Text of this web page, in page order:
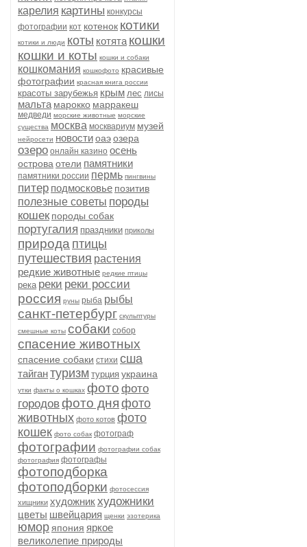
карелия картины конкурсы
фотографии кот котенок котики
котики и люди коты котята кошки
кошки и коты кошки и собаки
кошкомания кошкофото красивые
фотографии красная книга россии
красоты зарубежья крым лес лисы
мальта марокко марракеш
медведи морские животные морские
существа москва москвариум музей
нейросети новостиоаэозера
озеро онлайн казино осень
острова отели памятники
памятники россии пермь пингвины
питер подмосковье позитив
полезные советы породы
кошек породы собак
португалия праздники приколы
природа птицы
путешествия растения
редкие животные редкие птицы
река реки реки россии
россия руны рыба рыбы
санкт-петербург скульптуры
смешные коты собаки собор
спасение животных
спасение собаки стихи сша
тайгантуризм турция украина
утки факты о кошках фото фото
городовфото дня фото
животных фото котов фото
кошек фото собак фотограф
фотографии фотографии собак
фотография фотографы
фотоподборка
фотоподборки фотосессия
хищники художникхудожники
цветы швейцария щенки эзотерика
юмор япония яркое
великолепие природы